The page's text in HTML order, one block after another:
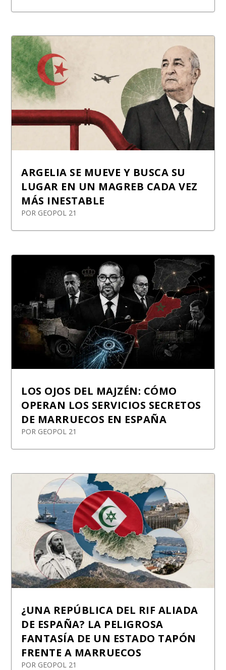
ARGELIA SE MUEVE Y BUSCA SU
LUGAR EN UN MAGREB CADA VEZ
MÁS INESTABLE
POR GEOPOL 21
LOS OJOS DEL MAJZÉN: CÓMO
OPERAN LOS SERVICIOS SECRETOS
DE MARRUECOS EN ESPAÑA
POR GEOPOL 21
¿UNA REPÚBLICA DEL RIF ALIADA
DE ESPAÑA? LA PELIGROSA
FANTASÍA DE UN ESTADO TAPÓN
FRENTE A MARRUECOS
POR GEOPOL 21